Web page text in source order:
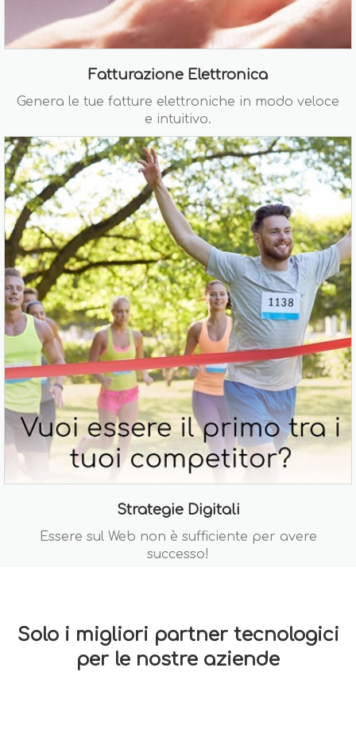
Fatturazione Elettronica
Genera le tue fatture elettroniche in modo veloce
e intuitivo.
Strategie Digitali
Essere sul Web non è sufficiente per avere
successo!
Solo i migliori partner tecnologici
per le nostre aziende